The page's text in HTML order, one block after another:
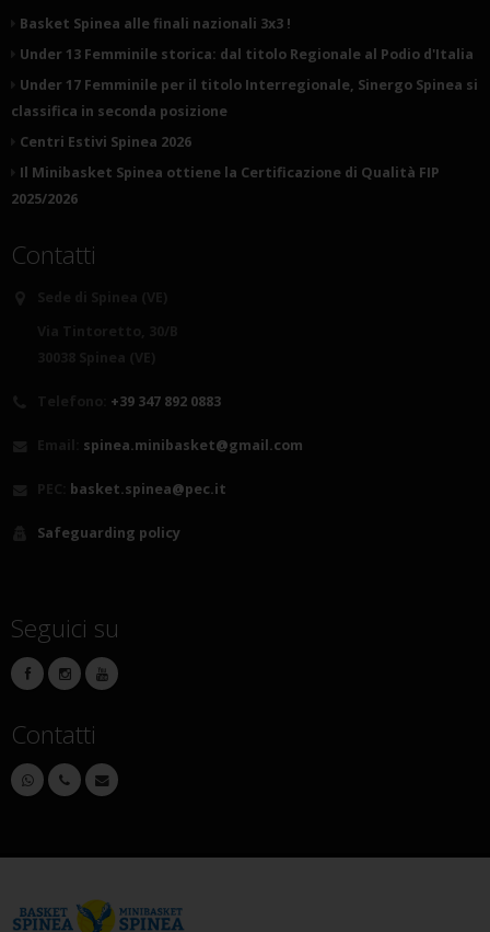
Basket Spinea alle finali nazionali 3x3 !
Under 13 Femminile storica: dal titolo Regionale al Podio d'Italia
Under 17 Femminile per il titolo Interregionale, Sinergo Spinea si
classifica in seconda posizione
Centri Estivi Spinea 2026
Il Minibasket Spinea ottiene la Certificazione di Qualità FIP
2025/2026
Contatti
+39 347 892 0883
spinea.minibasket@gmail.com
basket.spinea@pec.it
Safeguarding policy
Seguici su
Contatti